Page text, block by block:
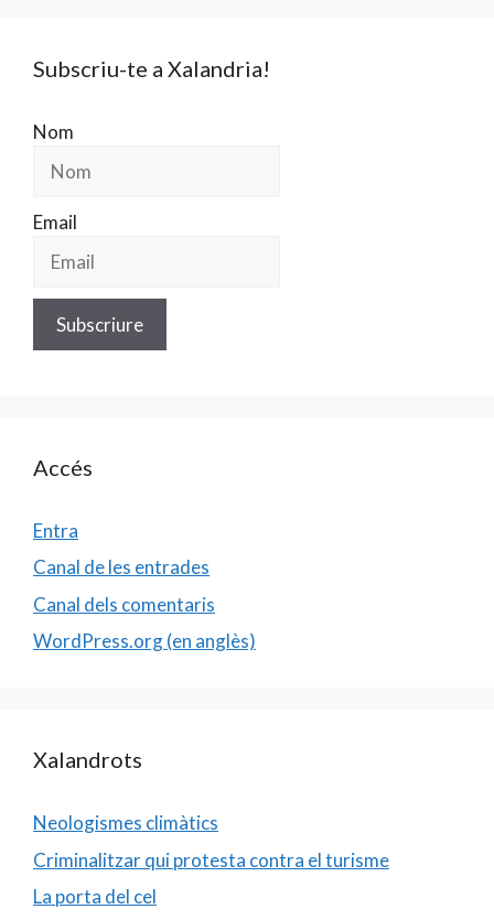
Subscriu-te a Xalandria!
Nom
Email
Accés
Entra
Canal de les entrades
Canal dels comentaris
WordPress.org (en anglès)
Xalandrots
Neologismes climàtics
Criminalitzar qui protesta contra el turisme
La porta del cel